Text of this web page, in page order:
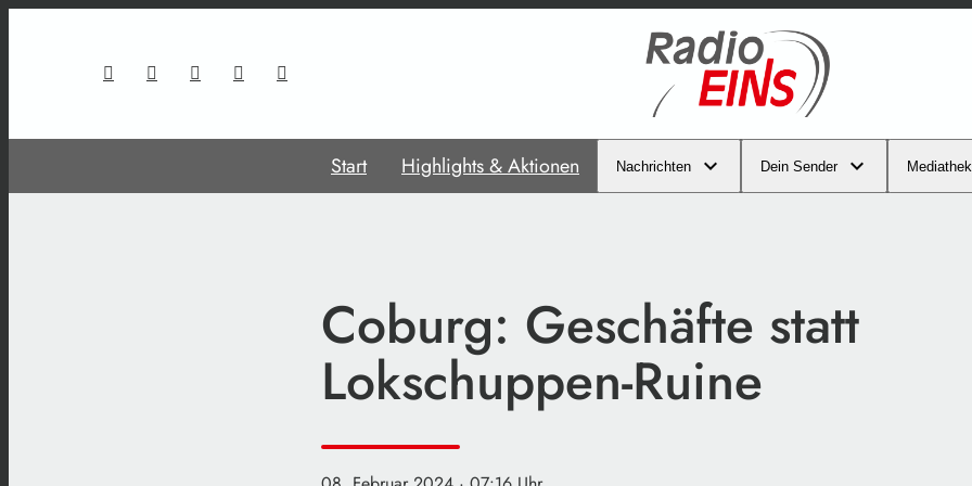
Start Highlights & Aktionen Nachrichten Dein Sender Mediathek
Coburg: Geschäfte statt
Lokschuppen-Ruine